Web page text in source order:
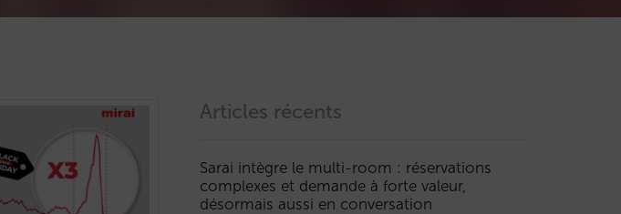
Articles récents
Sarai intègre le multi-room : réservations
complexes et demande à forte valeur,
désormais aussi en conversation